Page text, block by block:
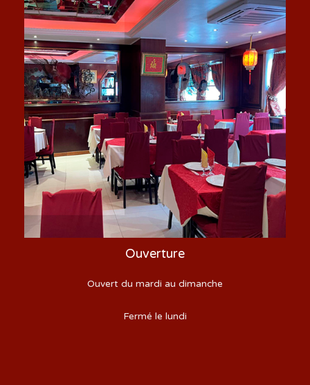
Ouverture
Ouvert du mardi au dimanche
Fermé le lundi